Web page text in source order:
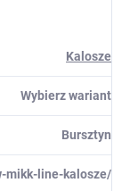
Kalosze
Wybierz wariant
Bursztyn
mikk-line-kalosze/